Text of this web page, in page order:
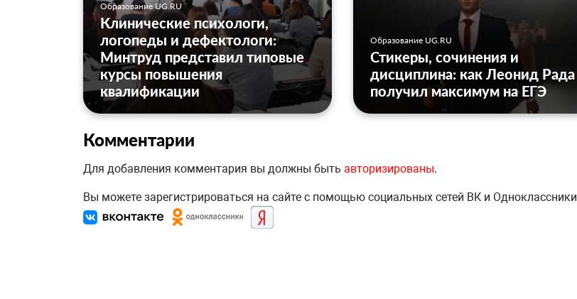
Образование UG.RU
Клинические психологи,
логопеды и дефектологи:
Минтруд представил типовые
курсы повышения
квалификации
Образование UG.RU
Стикеры, сочинения и
дисциплина: как Леонид Рада
получил максимум на ЕГЭ
Комментарии
Для добавления комментария вы должны быть авторизированы.
Вы можете зарегистрироваться на сайте с помощью социальных сетей ВК и Одноклассники